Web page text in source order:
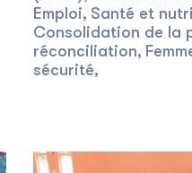
Emploi, Santé et
Consolidation de la
réconciliation,
sécurité,